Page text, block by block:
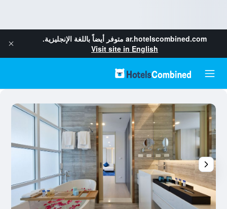
ar.hotelscombined.com متوفر أيضاً باللغة الإنجليزية.
Visit site in English